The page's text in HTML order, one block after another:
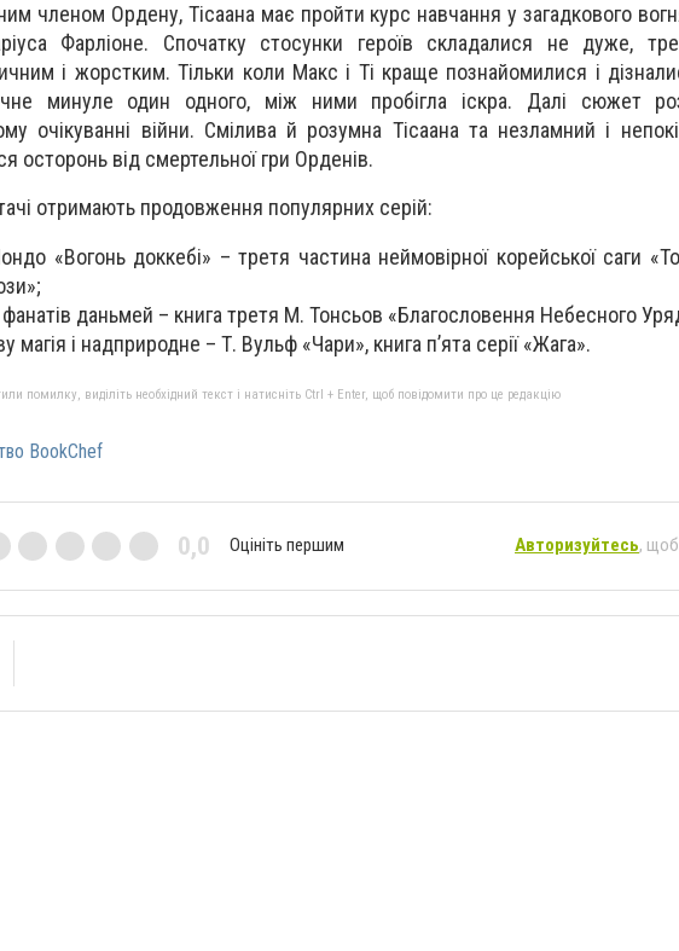
членом Ордену, Тісаана має пройти курс навчання у загадкового
Фарліоне. Спочатку стосунки героїв складалися не дуже,
і жорстким. Тільки коли Макс і Ті краще познайомилися і
минуле один одного, між ними пробігла іскра. Далі сюжет
очікуванні війни. Смілива й розумна Тісаана та незламний і
осторонь від смертельної гри Орденів.
отримають продовження популярних серій:
«Вогонь доккебі» – третя частина неймовірної корейської саги
даньмей – книга третя М. Тонсьов «Благословення Небесного
магія і надприродне – Т. Вульф «Чари», книга п’ята серії «Жага».
помилку, виділіть необхідний текст і натисніть Ctrl + Enter, щоб повідомити про це редакцію
BookChef
0,0 Оцініть першим Авторизуйтесь, щоб